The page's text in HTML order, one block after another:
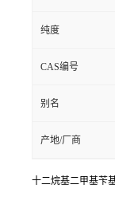
纯度
CAS编号
别名
产地/厂商
十二烷基二甲基苄